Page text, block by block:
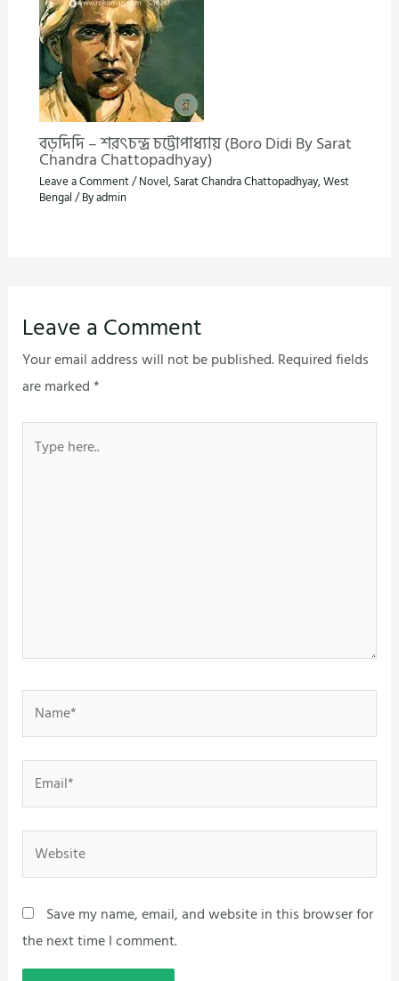
বড়দিদি – শরৎচন্দ্র চট্টোপাধ্যায় (Boro Didi By Sarat
Chandra Chattopadhyay)
Leave a Comment/Novel, Sarat Chandra Chattopadhyay,West
Bengal / Byadmin
Leave a Comment
Your email address will not be published.Required fields
are marked*
here..
Name*
Email*
Website
Save my name, email, and website in this browser for
the next time I comment.